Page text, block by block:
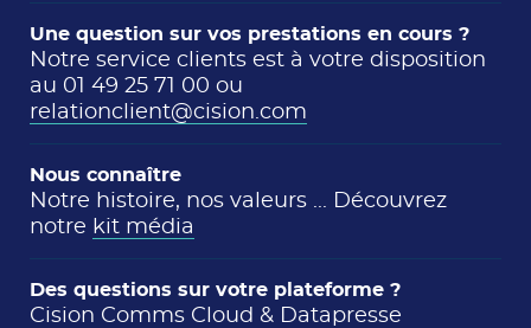
Une question sur vos prestations en cours ?
Notre service clients est à votre disposition
au 01 49 25 71 00 ou
relationclient@cision.com
Nous connaître
Notre histoire, nos valeurs ... Découvrez
notre kit média
Des questions sur votre plateforme ?
Cision Comms Cloud & Datapresse